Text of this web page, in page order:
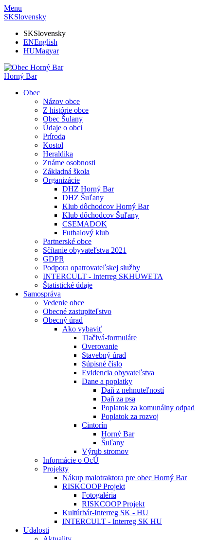
Menu
SKSlovensky
SKSlovensky
ENEnglish
HUMagyar
Horný Bar
Obec
Názov obce
Z histórie obce
Obec Šulany
Údaje o obci
Príroda
Kostol
Heraldika
Známe osobnosti
Základná škola
Organizácie
DHZ Horný Bar
DHZ Šuľany
Klub dôchodcov Horný Bar
Klub dôchodcov Šuľany
CSEMADOK
Futbalový klub
Partnerské obce
Sčítanie obyvateľstva 2021
GDPR
Podpora opatrovateľskej služby
INTERCULT - Interreg SKHUWETA
Štatistické údaje
Samospráva
Vedenie obce
Obecné zastupiteľstvo
Obecný úrad
Ako vybaviť
Tlačivá-formuláre
Overovanie
Stavebný úrad
Súpisné číslo
Evidencia obyvateľstva
Dane a poplatky
Daň z nehnuteľností
Daň za psa
Poplatok za komunálny odpad
Poplatok za rozvoj
Cintorín
Horný Bar
Šuľany
Výrub stromov
Informácie o OcÚ
Projekty
Nákup malotraktora pre obec Horný Bar
RISKCOOP Projekt
Fotogaléria
RISKCOOP Projekt
Kultúrbár-Interreg SK - HU
INTERCULT - Interreg SK HU
Udalosti